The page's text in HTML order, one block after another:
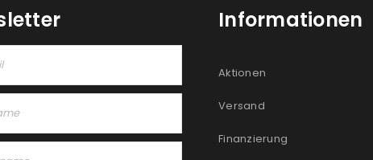
Informationen
Aktionen
Versand
Finanzierung